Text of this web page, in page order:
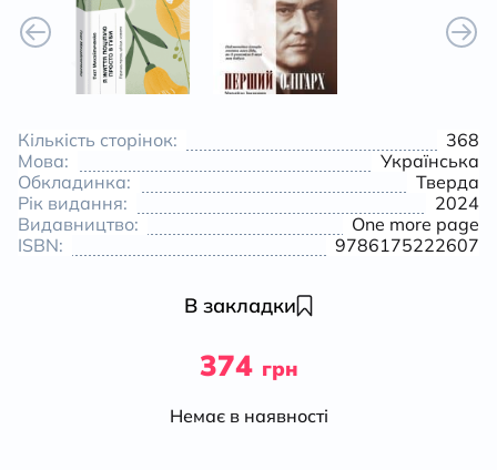
Кількість сторінок:
368
Мова:
Українська
Обкладинка:
Тверда
Рік видання:
2024
Видавництво:
One more page
ISBN:
9786175222607
В закладки
374 грн
Немає в наявності